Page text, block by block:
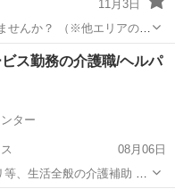
11月3日
せんか？ （※他エリアの方
らも始められます。 ・未
ス勤務の介護職/ヘルパ
ター
08月06日
、生活全般の介護補助 業